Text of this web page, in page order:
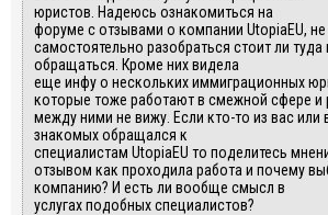
юристов. Надеюсь ознакомиться на
форуме сотзывами о компании UtopiaEU, не
самостоятельно разобраться стоит ли туда
обращаться. Кроме них видела
еще инфуо нескольких иммиграционных
которые тоже работают в смежной сфере и
между ними не вижу. Если кто-то из вас или
знакомыхобращался к
специалистам UtopiaEU то поделитесь
отзывом как проходила работа и почему
компанию? И есть ли вообще смысл в
услугахподобныхспециалистов?